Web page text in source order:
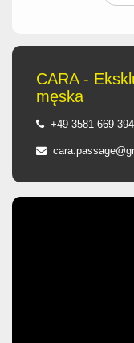
CARA -
męska
+49 3581 669